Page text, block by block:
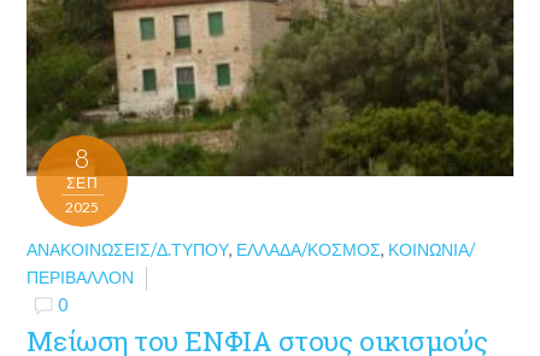
8
ΣΕΠ
2025
ΑΝΑΚΟΙΝΏΣΕΙΣ/Δ.ΤΎΠΟΥ, ΕΛΛΆΔΑ/ΚΌΣΜΟΣ, ΚΟΙΝΩΝΊΑ/
ΠΕΡΙΒΆΛΛΟΝ
0
Μείωση του ΕΝΦΙΑ στους οικισμούς